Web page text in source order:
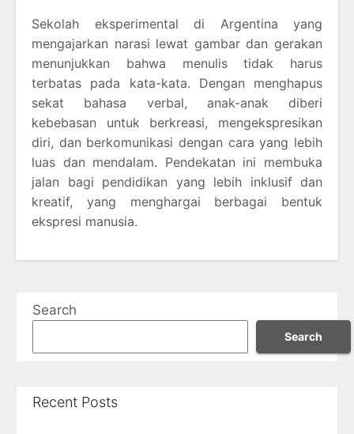
Sekolah eksperimental di Argentina yang
mengajarkan narasi lewat gambar dan gerakan
menunjukkan bahwa menulis tidak harus
terbatas pada kata-kata. Dengan menghapus
sekat bahasa verbal, anak-anak diberi
kebebasan untuk berkreasi, mengekspresikan
diri, dan berkomunikasi dengan cara yang lebih
luas dan mendalam. Pendekatan ini membuka
jalan bagi pendidikan yang lebih inklusif dan
kreatif, yang menghargai berbagai bentuk
ekspresi manusia.
Search
Search
Recent Posts